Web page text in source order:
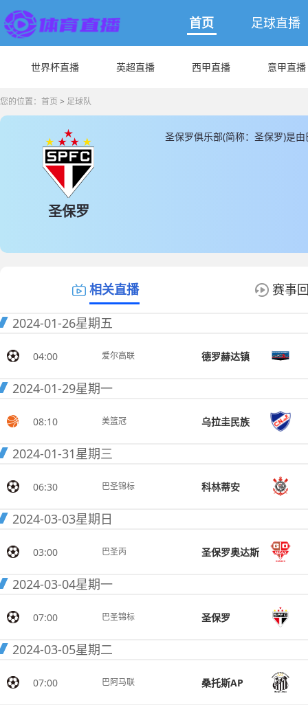
首页 足球直播
世界杯直播 英超直播 西甲直播 意甲直播
您的位置： 首页 > 足球队
圣保罗
圣保罗俱乐部(简称：圣保罗)是
相关直播 赛事
2024-01-26星期五
04:00 爱尔高联 德罗赫达镇
2024-01-29星期一
08:10 美篮冠 乌拉圭民族
2024-01-31星期三
06:30 巴圣锦标 科林蒂安
2024-03-03星期日
03:00 巴圣丙 圣保罗奥达斯
2024-03-04星期一
07:00 巴圣锦标 圣保罗
2024-03-05星期二
07:00 巴阿马联 桑托斯AP